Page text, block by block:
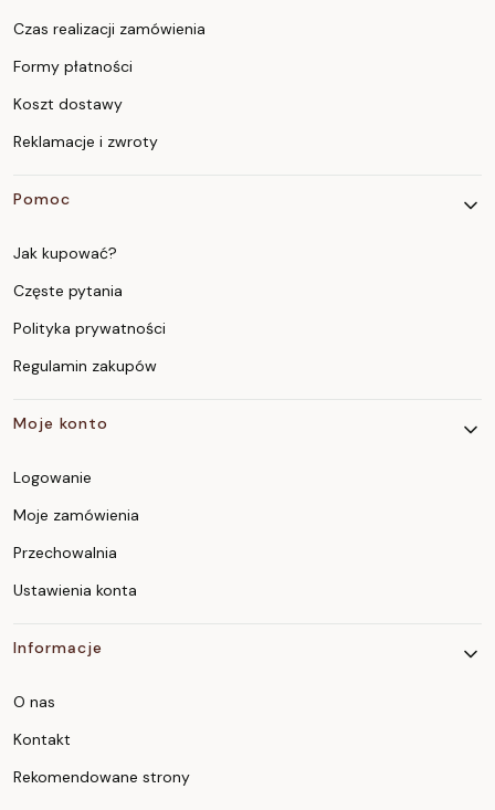
Czas realizacji zamówienia
Formy płatności
Koszt dostawy
Reklamacje i zwroty
Pomoc
Jak kupować?
Częste pytania
Polityka prywatności
Regulamin zakupów
Moje konto
Logowanie
Moje zamówienia
Przechowalnia
Ustawienia konta
Informacje
O nas
Kontakt
Rekomendowane strony